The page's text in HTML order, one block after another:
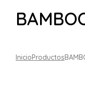
InicioProductos